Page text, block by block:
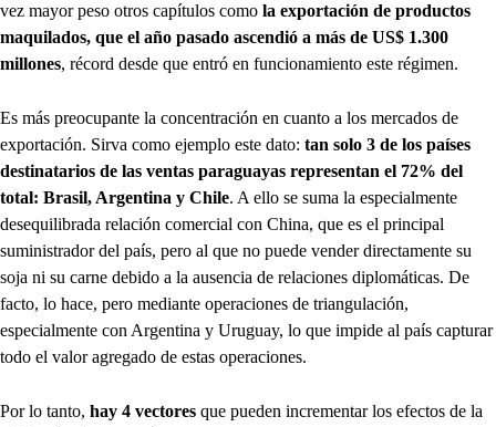
vez mayor peso otros capítulos como la exportación de productos
maquilados, que el año pasado ascendió a más de US$ 1.300
millones, récord desde que entró en funcionamiento este régimen.
Es más preocupante la concentración en cuanto a los mercados de
exportación. Sirva como ejemplo este dato: tan solo 3 de los países
destinatarios de las ventas paraguayas representan el 72% del
total: Brasil, Argentina y Chile. A ello se suma la especialmente
desequilibrada relación comercial con China, que es el principal
suministrador del país, pero al que no puede vender directamente su
soja ni su carne debido a la ausencia de relaciones diplomáticas. De
facto, lo hace, pero mediante operaciones de triangulación,
especialmente con Argentina y Uruguay, lo que impide al país capturar
todo el valor agregado de estas operaciones.
Por lo tanto, hay 4 vectores que pueden incrementar los efectos de la